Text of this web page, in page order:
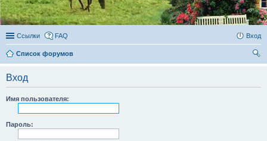
Ссылки FAQ Вход
Список форумов
Вход
Имя пользователя:
Пароль: